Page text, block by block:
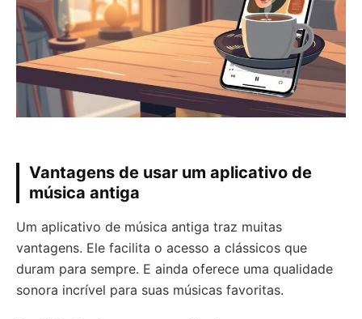
Vantagens de usar um aplicativo de
música antiga
Um aplicativo de música antiga traz muitas
vantagens. Ele facilita o acesso a clássicos que
duram para sempre. E ainda oferece uma qualidade
sonora incrível para suas músicas favoritas.